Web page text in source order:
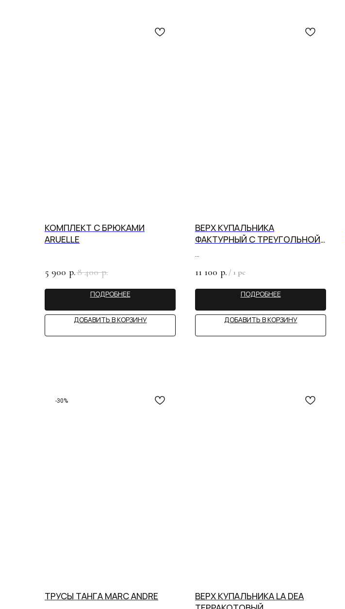
КОМПЛЕКТ С БРЮКАМИ
ARUELLE
5 900 р.8 400 р.
ПОДРОБНЕЕ
ДОБАВИТЬ В КОРЗИНУ
ВЕРХ КУПАЛЬНИКА
ФАКТУРНЫЙ С ТРЕУГОЛЬНОЙ
11 100 р. / 1 pc
ПОДРОБНЕЕ
ДОБАВИТЬ В КОРЗИНУ
-30%
ТРУСЫ ТАНГА MARC ANDRE
ВЕРХ КУПАЛЬНИКА LA DEA